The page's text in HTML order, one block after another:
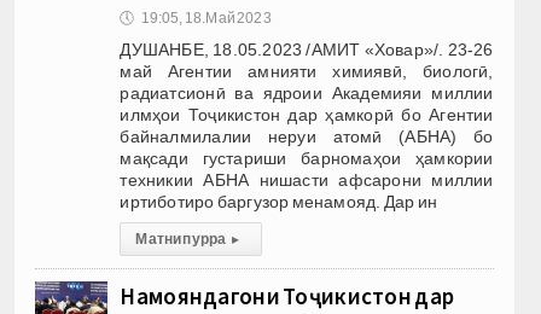
🕔 19:05, 18.Май 2023
ДУШАНБЕ, 18.05.2023 /АМИТ «Ховар»/. 23-26
май Агентии амнияти химиявӣ, биологӣ,
радиатсионӣ ва ядроии Академияи миллии
илмҳои Тоҷикистон дар ҳамкорӣ бо Агентии
байналмилалии неруи атомӣ (АБНА) бо
мақсади густариши барномаҳои ҳамкории
техникии АБНА нишасти афсарони миллии
иртиботиро баргузор менамояд. Дар ин
Матни пурра ▸
Намояндагони Тоҷикистон дар